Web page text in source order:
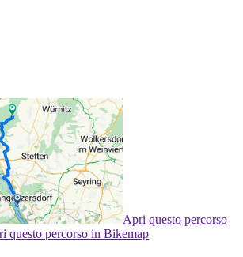
Apri questo percorso
questo percorso in Bikemap